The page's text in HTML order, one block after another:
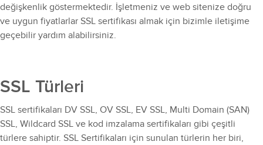
değişkenlik göstermektedir. İşletmeniz ve web sitenize doğru
ve uygun fiyatlarlar SSL sertifikası almak için bizimle iletişime
geçebilir yardım alabilirsiniz.
SSL Türleri
SSL sertifikaları DV SSL, OV SSL, EV SSL, Multi Domain (SAN)
SSL, Wildcard SSL ve kod imzalama sertifikaları gibi çeşitli
türlere sahiptir. SSL Sertifikaları için sunulan türlerin her biri,